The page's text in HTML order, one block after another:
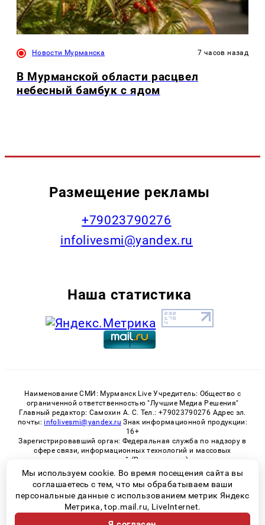
Новости Мурманска 7 часов назад
В Мурманской области расцвел
небесный бамбук с ядом
Размещение рекламы
+79023790276
infolivesmi@yandex.ru
Наша статистика
Наименование СМИ: Мурманск Live Учредитель: Общество с
ограниченной ответственностью "Лучшие Медиа Решения"
Главный редактор: Самохин А. С. Тел.: +79023790276 Адрес эл.
почты: infolivesmi@yandex.ru Знак информационной продукции:
16+
Зарегистрировавший орган: Федеральная служба по надзору в
сфере связи, информационных технологий и массовых
коммуникаций (Роскомнадзор)
Регистрационный номер СМИ ЭЛ № ФС 77 - 82534 от 21.01.2022
© 2026 «Murmansk-live» | Все права защищены
Мы используем cookie. Во время посещения сайта вы
соглашаетесь с тем, что мы обрабатываем ваши
персональные данные с использованием метрик Яндекс
Метрика, top.mail.ru, LiveInternet.